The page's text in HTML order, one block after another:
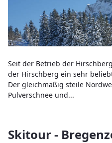
Seit der Betrieb der
der Hirschberg ein sehr
Der gleichmäßig steile
Pulverschnee und...
Skitour -